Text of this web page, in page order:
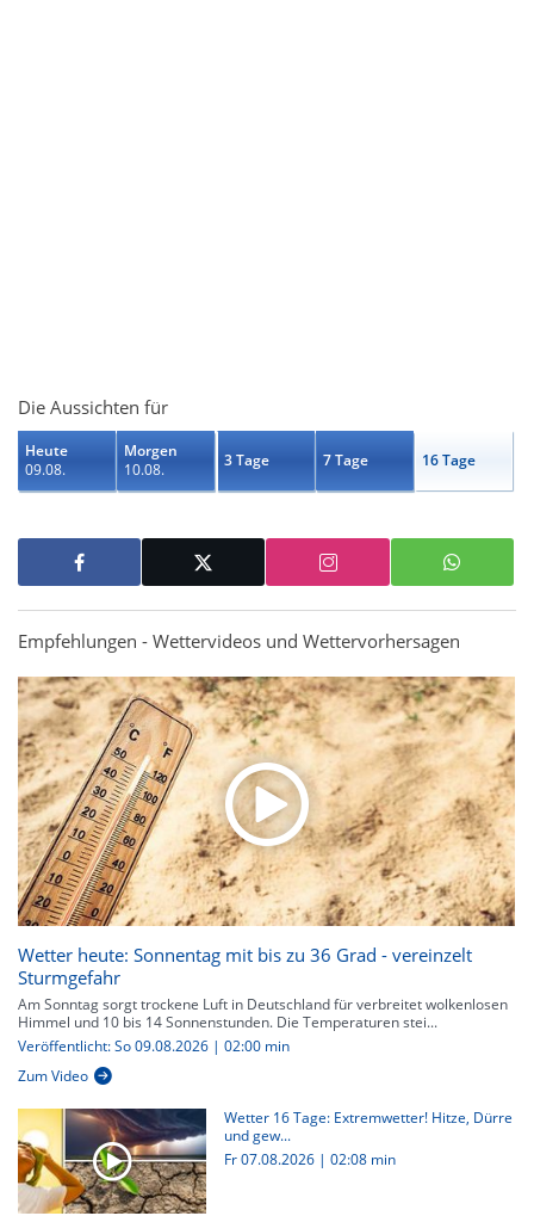
Die Aussichten für
Heute
09.08.
Morgen
10.08.
3 Tage 7 Tage 16 Tage
Empfehlungen - Wettervideos und Wettervorhersagen
Wetter heute: Sonnentag mit bis zu 36 Grad - vereinzelt
Sturmgefahr
Am Sonntag sorgt trockene Luft in Deutschland für verbreitet wolkenlosen
Himmel und 10 bis 14 Sonnenstunden. Die Temperaturen stei...
Veröffentlicht: So 09.08.2026 | 02:00 min
Zum Video
Wetter 16 Tage: Extremwetter! Hitze, Dürre
und gew...
Fr 07.08.2026 | 02:08 min